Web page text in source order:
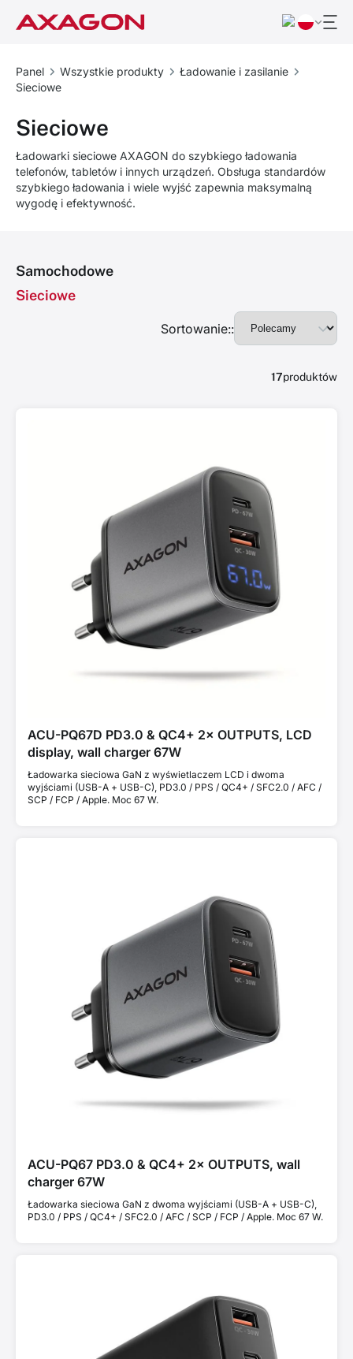
Panel Wszystkie produkty
Ładowanie i zasilanie
Sieciowe
Sieciowe
Ładowarki sieciowe AXAGON do szybkiego ładowania
telefonów, tabletów i innych urządzeń. Obsługa standardów
szybkiego ładowania i wiele wyjść zapewnia maksymalną
wygodę i efektywność.
Samochodowe
Sieciowe
Sortowanie::
17produktów
ACU-PQ67D PD3.0 & QC4+ 2× OUTPUTS, LCD
display, wall charger 67W
Ładowarka sieciowa GaN z wyświetlaczem LCD i dwoma
wyjściami (USB-A + USB-C), PD3.0 / PPS / QC4+ / SFC2.0 / AFC /
SCP / FCP / Apple. Moc 67 W.
ACU-PQ67 PD3.0 & QC4+ 2× OUTPUTS, wall
charger 67W
Ładowarka sieciowa GaN z dwoma wyjściami (USB-A + USB-C),
PD3.0 / PPS / QC4+ / SFC2.0 / AFC / SCP / FCP / Apple. Moc 67 W.